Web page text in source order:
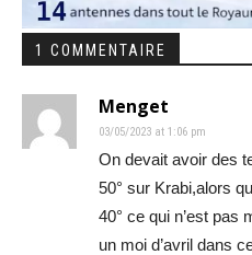
1 COMMENTAIRE
Menget
03/05/2023 at 1:06 pm
On devait avoir des
50° sur Krabi,alors
40° ce qui n’est pas
un moi d’avril dans